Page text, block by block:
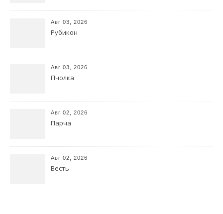
Авг 03, 2026
Рубикон
Авг 03, 2026
Пчолка
Авг 02, 2026
Парча
Авг 02, 2026
Весть